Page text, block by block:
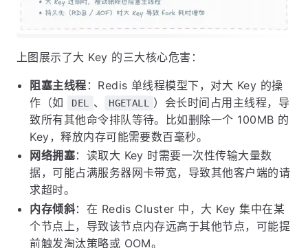
上图展示了大 Key 的三大核心危害：
阻塞主线程 ：Redis 单线程模型下，对大 Key 的操
作（如
DEL 、 HGETALL
）会长时间占用主线程，导
致所有其他命令排队等待。比如删除一个 100MB 的
Key，释放内存可能需要数百毫秒。
网络拥塞：读取大 Key 时需要一次性传输大量数
据，可能占满服务器网卡带宽，导致其他客户端的请
求超时。
内存倾斜：在 Redis Cluster 中，大 Key 集中在某
个节点上，导致该节点内存远高于其他节点，可能提
前触发淘汰策略或 OOM。